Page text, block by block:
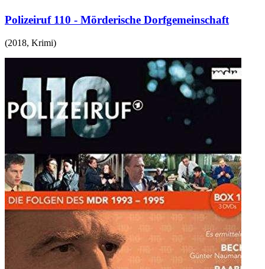
Polizeiruf 110 - Mörderische Dorfgemeinschaft
(2018, Krimi)